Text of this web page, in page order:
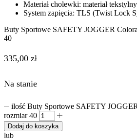
Materiał cholewki: materiał tekstylny
System zapięcia: TLS (Twist Lock
Buty Sportowe SAFETY JOGGER
40
335,00 zł
Na stanie
ilość Buty Sportowe SAFETY
rozmiar 40
Dodaj do koszyka
lub